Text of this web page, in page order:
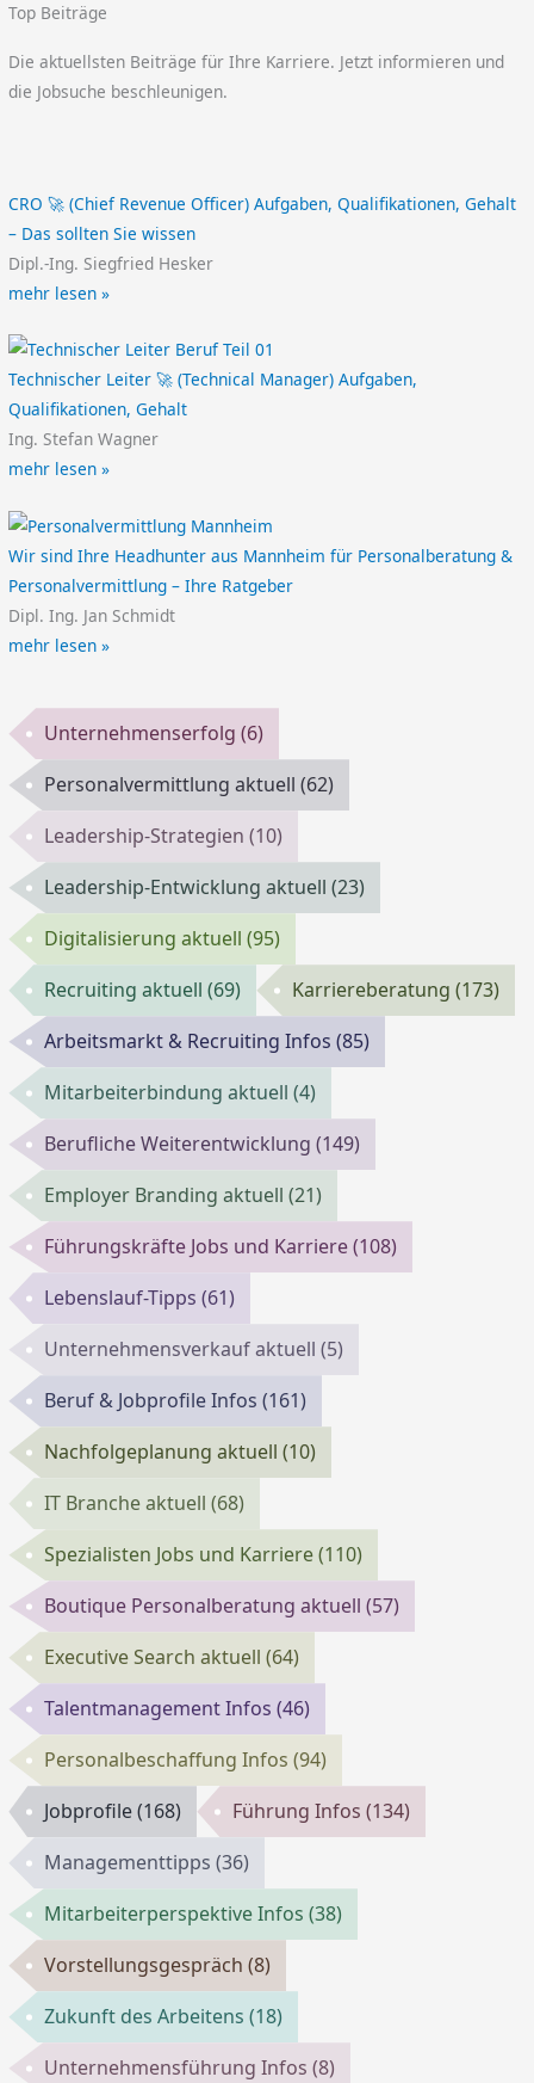
Top Beiträge
Die aktuellsten Beiträge für Ihre Karriere. Jetzt informieren und
die Jobsuche beschleunigen.
CRO 🚀 (Chief Revenue Officer) Aufgaben, Qualifikationen, Gehalt
– Das sollten Sie wissen
Dipl.-Ing. Siegfried Hesker
mehr lesen »
Technischer Leiter 🚀 (Technical Manager) Aufgaben,
Qualifikationen, Gehalt
Ing. Stefan Wagner
mehr lesen »
Wir sind Ihre Headhunter aus Mannheim für Personalberatung &
Personalvermittlung – Ihre Ratgeber
Dipl. Ing. Jan Schmidt
mehr lesen »
Unternehmenserfolg(6)
Personalvermittlung aktuell(62)
Leadership-Strategien(10)
Leadership-Entwicklung aktuell(23)
Digitalisierung aktuell(95)
Recruiting aktuell(69) Karriereberatung(173)
Arbeitsmarkt & Recruiting Infos(85)
Mitarbeiterbindung aktuell(4)
Berufliche Weiterentwicklung(149)
Employer Branding aktuell(21)
Führungskräfte Jobs und Karriere(108)
Lebenslauf-Tipps(61)
Unternehmensverkauf aktuell(5)
Beruf & Jobprofile Infos(161)
Nachfolgeplanung aktuell(10)
IT Branche aktuell(68)
Spezialisten Jobs und Karriere(110)
Boutique Personalberatung aktuell(57)
Executive Search aktuell(64)
Talentmanagement Infos(46)
Personalbeschaffung Infos(94)
Jobprofile(168) Führung Infos(134)
Managementtipps(36)
Mitarbeiterperspektive Infos(38)
Vorstellungsgespräch(8)
Zukunft des Arbeitens(18)
Unternehmensführung Infos(8)